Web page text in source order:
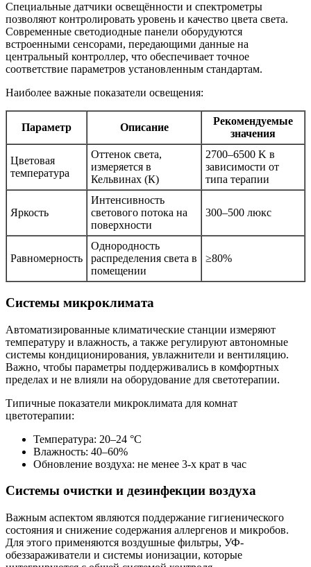
Специальные датчики освещённости и спектрометры
позволяют контролировать уровень и качество цвета света.
Современные светодиодные панели оборудуются
встроенными сенсорами, передающими данные на
центральный контроллер, что обеспечивает точное
соответствие параметров установленным стандартам.
Наиболее важные показатели освещения:
Параметр Описание
Рекомендуемые
значения
Цветовая
температура
Оттенок света,
измеряется в
Кельвинах (К)
2700–6500 K в
зависимости от
типа терапии
Яркость
Интенсивность
светового потока на
поверхности
300–500 люкс
Равномерность
Однородность
распределения света в
помещении
≥80%
Системы микроклимата
Автоматизированные климатические станции измеряют
температуру и влажность, а также регулируют автономные
системы кондиционирования, увлажнители и вентиляцию.
Важно, чтобы параметры поддерживались в комфортных
пределах и не влияли на оборудование для светотерапии.
Типичные показатели микроклимата для комнат
цветотерапии:
Температура: 20–24 °C
Влажность: 40–60%
Обновление воздуха: не менее 3-х крат в час
Системы очистки и дезинфекции воздуха
Важным аспектом являются поддержание гигиенического
состояния и снижение содержания аллергенов и микробов.
Для этого применяются воздушные фильтры, УФ-
обеззараживатели и системы ионизации, которые